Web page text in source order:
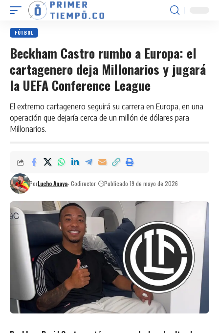
FÚTBOL
Beckham Castro rumbo a Europa: el
cartagenero deja Millonarios y jugará
la UEFA Conference League
El extremo cartagenero seguirá su carrera en Europa, en una
operación que dejaría cerca de un millón de dólares para
Millonarios.
PorLucho Anaya- Codirector Publicado 19 de mayo de 2026